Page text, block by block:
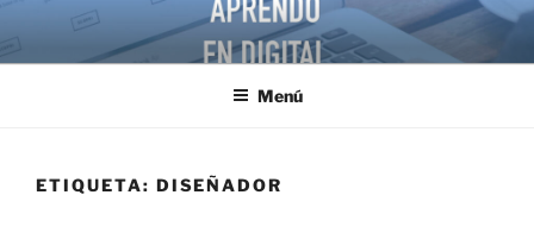
Menú
ETIQUETA: DISEÑADOR